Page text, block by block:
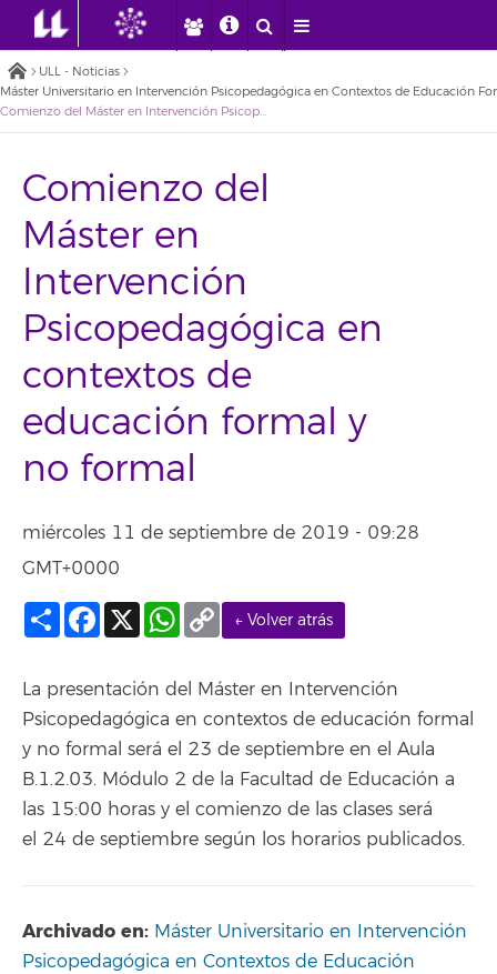
ULL - Noticias
Máster Universitario en Intervención Psicopedagógica en Contextos de Educación
Comienzo del Máster en Intervención Psicopedagógica en contextos de educación formal y no formal
Comienzo del
Máster en
Intervención
Psicopedagógica en
contextos de
educación formal y
no formal
miércoles 11 de septiembre de 2019 - 09:28
GMT+0000
← Volver atrás
Compartir
Facebook
X WhatsApp
Copy
Link
La presentación del Máster en Intervención
Psicopedagógica en contextos de educación formal
y no formal será el 23 de septiembre en el Aula
B.1.2.03. Módulo 2 de la Facultad de Educación a
las 15:00 horas y el comienzo de las clases será
el 24 de septiembre según los horarios publicados.
Archivado en: Máster Universitario en Intervención
Psicopedagógica en Contextos de Educación